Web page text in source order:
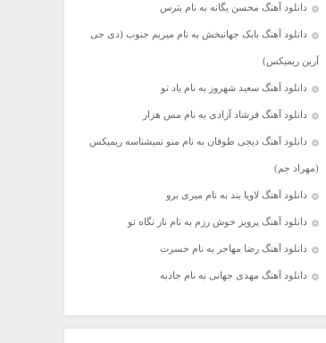
دانلود آهنگ محسن یگانه به نام بترس
دانلود آهنگ بابک جهانبخش به نام میریم جنوب (دی جی
آرین ریمیکس)
دانلود آهنگ سعید شهروز به نام یاد تو
دانلود آهنگ فرشاد آزادی به نام مس هزار
دانلود آهنگ دیجی طوفان به نام منو نمیشناسه ریمیکس
(مهراد جم)
دانلود آهنگ لاویا بند به نام میری برو
دانلود آهنگ پرویز خوش رزم به نام ناز نگاه تو
دانلود آهنگ رضا مهاجر به نام حسرت
دانلود آهنگ مهدی جهانی به نام جاذبه